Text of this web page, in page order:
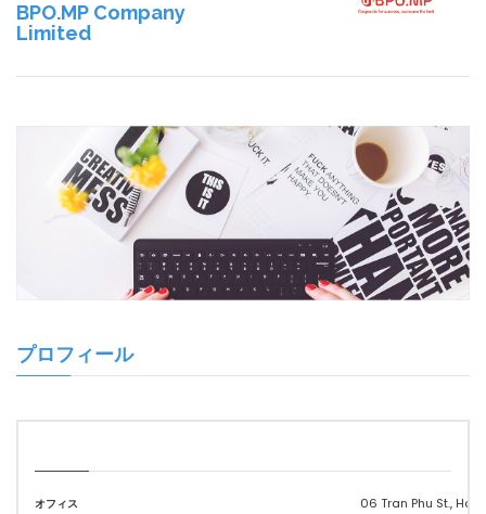
BPO.MP Company
Limited
プロフィール
オフィス 06 Tran Phu St., Hai